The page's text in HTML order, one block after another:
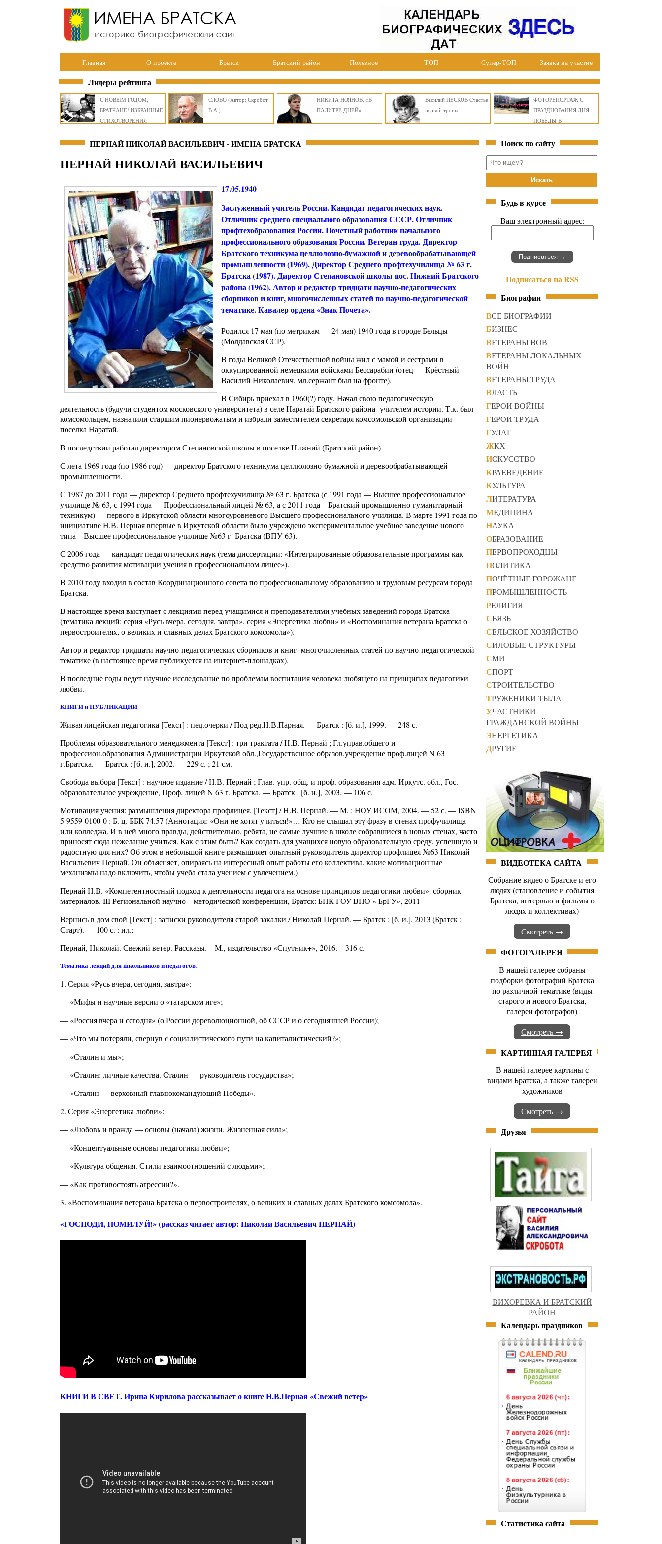
Главная О проекте Братск Братский район Полезное ТОП Супер-ТОП Заявка на участие
Лидеры рейтинга
С НОВЫМ ГОДОМ,
БРАТЧАНЕ! ИЗБРАННЫЕ
СТИХОТВОРЕНИЯ
СЛОВО (Автор: Скробот
В.А.)
НИКИТА НОЯНОВ. «В
ПАЛИТРЕ ДНЕЙ»
Василий ПЕСКОВ Счастье
первой тропы
ФОТОРЕПОРТАЖ С
ПРАЗДНОВАНИЯ ДНЯ
ПОБЕДЫ В
ОКРУГЕ БРАТСКА
ПЕРНАЙ НИКОЛАЙ ВАСИЛЬЕВИЧ - ИМЕНА БРАТСКА
ПЕРНАЙ НИКОЛАЙ ВАСИЛЬЕВИЧ
17.05.1940
Заслуженный учитель России. Кандидат педагогических наук.
Отличник среднего специального образования СССР. Отличник
профтехобразования России. Почетный работник начального
профессионального образования России. Ветеран труда. Директор
Братского техникума целлюлозно-бумажной и деревообрабатывающей
промышленности (1969). Директор Среднего профтехучилища № 63 г.
Братска (1987). Директор Степановской школы пос. Нижний Братского
района (1962). Автор и редактор тридцати научно-педагогических
сборников и книг, многочисленных статей по научно-педагогической
тематике. Кавалер ордена «Знак Почета».
Родился 17 мая (по метрикам — 24 мая) 1940 года в городе Бельцы
(Молдавская ССР).
В годы Великой Отечественной войны жил с мамой и сестрами в
оккупированной немецкими войсками Бессарабии (отец — Крёстный
Василий Николаевич, мл.сержант был на фронте).
В Сибирь приехал в 1960(?) году. Начал свою педагогическую
деятельность (будучи студентом московского университета) в селе Наратай Братского района- учителем истории. Т.к. был
комсомольцем, назначили старшим пионервожатым и избрали заместителем секретаря комсомольской организации
поселка Наратай.
В последствии работал директором Степановской школы в поселке Нижний (Братский район).
С лета 1969 года (по 1986 год) — директор Братского техникума целлюлозно-бумажной и деревообрабатывающей
промышленности.
С 1987 до 2011 года — директор Среднего профтехучилища № 63 г. Братска (с 1991 года — Высшее профессиональное
училище № 63, с 1994 года — Профессиональный лицей № 63, а с 2011 года – Братский промышленно-гуманитарный
техникум) — первого в Иркутской области многоуровневого Высшего профессионального училища. В марте 1991 года по
инициативе Н.В. Перная впервые в Иркутской области было учреждено экспериментальное учебное заведение нового
типа – Высшее профессиональное училище №63 г. Братска (ВПУ-63).
С 2006 года — кандидат педагогических наук (тема диссертации: «Интегрированные образовательные программы как
средство развития мотивации учения в профессиональном лицее»).
В 2010 году входил в состав Координационного совета по профессиональному образованию и трудовым ресурсам города
Братска.
В настоящее время выступает с лекциями перед учащимися и преподавателями учебных заведений города Братска
(тематика лекций: серия «Русь вчера, сегодня, завтра», серия «Энергетика любви» и «Воспоминания ветерана Братска о
первостроителях, о великих и славных делах Братского комсомола»).
Автор и редактор тридцати научно-педагогических сборников и книг, многочисленных статей по научно-педагогической
тематике (в настоящее время публикуется на интернет-площадках).
В последние годы ведет научное исследование по проблемам воспитания человека любящего на принципах педагогики
любви.
КНИГИ и ПУБЛИКАЦИИ
Живая лицейская педагогика [Текст] : пед.очерки / Под ред.Н.В.Парная. — Братск : [б. и.], 1999. — 248 с.
Проблемы образовательного менеджмента [Текст] : три трактата / Н.В. Пернай ; Гл.управ.общего и
профессион.образования Администрации Иркутской обл.,Государственное образов.учреждение проф.лицей N 63
г.Братска. — Братск : [б. и.], 2002. — 229 с. ; 21 см.
Свобода выбора [Текст] : научное издание / Н.В. Пернай ; Глав. упр. общ. и проф. образования адм. Иркутс. обл., Гос.
образовательное учреждение, Проф. лицей N 63 г. Братска. — Братск : [б. и.], 2003. — 106 с.
Мотивация учения: размышления директора профлицея. [Текст] / Н.В. Пернай. — М. : НОУ ИСОМ, 2004. — 52 с. — ISBN
5-9559-0100-0 : Б. ц. ББК 74.57 (Аннотация: «Они не хотят учиться!»… Кто не слышал эту фразу в стенах профучилища
или колледжа. И в ней много правды, действительно, ребята, не самые лучшие в школе собравшиеся в новых стенах, часто
приносят сюда нежелание учиться. Как с этим быть? Как создать для учащихся новую образовательную среду, успешную и
радостную для них? Об этом в небольшой книге размышляет опытный руководитель директор профлицея №63 Николай
Васильевич Пернай. Он объясняет, опираясь на интересный опыт работы его коллектива, какие мотивационные
механизмы надо включить, чтобы учеба стала учением с увлечением.)
Пернай Н.В. «Компетентностный подход к деятельности педагога на основе принципов педагогики любви», сборник
материалов. III Региональной научно – методической конференции, Братск: БПК ГОУ ВПО « БрГУ», 2011
Вернись в дом свой [Текст] : записки руководителя старой закалки / Николай Пернай. — Братск : [б. и.], 2013 (Братск :
Старт). — 100 с. : ил.;
Пернай, Николай. Свежий ветер. Рассказы. – М., издательство «Спутник+», 2016. – 316 с.
Тематика лекций для школьников и педагогов:
1. Серия «Русь вчера, сегодня, завтра»:
— «Мифы и научные версии о «татарском иге»;
— «Россия вчера и сегодня» (о России дореволюционной, об СССР и о сегодняшней России);
— «Что мы потеряли, свернув с социалистического пути на капиталистический?»;
— «Сталин и мы»;
— «Сталин: личные качества. Сталин — руководитель государства»;
— «Сталин — верховный главнокомандующий Победы».
2. Серия «Энергетика любви»:
— «Любовь и вражда — основы (начала) жизни. Жизненная сила»;
— «Концептуальные основы педагогики любви»;
— «Культура общения. Стили взаимоотношений с людьми»;
— «Как противостоять агрессии?».
3. «Воспоминания ветерана Братска о первостроителях, о великих и славных делах Братского комсомола».
«ГОСПОДИ, ПОМИЛУЙ!» (рассказ читает автор: Николай Васильевич ПЕРНАЙ)
КНИГИ В СВЕТ. Ирина Кирилова рассказывает о книге Н.В.Перная «Свежий ветер»
Поиск по сайту
Будь в курсе
Ваш электронный адрес:
Подписаться на RSS
Биографии
ВСЕ БИОГРАФИИ
БИЗНЕС
ВЕТЕРАНЫ ВОВ
ВЕТЕРАНЫ ЛОКАЛЬНЫХ
ВОЙН
ВЕТЕРАНЫ ТРУДА
ВЛАСТЬ
ГЕРОИ ВОЙНЫ
ГЕРОИ ТРУДА
ГУЛАГ
ЖКХ
ИСКУССТВО
КРАЕВЕДЕНИЕ
КУЛЬТУРА
ЛИТЕРАТУРА
МЕДИЦИНА
НАУКА
ОБРАЗОВАНИЕ
ПЕРВОПРОХОДЦЫ
ПОЛИТИКА
ПОЧЁТНЫЕ ГОРОЖАНЕ
ПРОМЫШЛЕННОСТЬ
РЕЛИГИЯ
СВЯЗЬ
СЕЛЬСКОЕ ХОЗЯЙСТВО
СИЛОВЫЕ СТРУКТУРЫ
СМИ
СПОРТ
СТРОИТЕЛЬСТВО
ТРУЖЕНИКИ ТЫЛА
УЧАСТНИКИ
ГРАЖДАНСКОЙ ВОЙНЫ
ЭНЕРГЕТИКА
ДРУГИЕ
ВИДЕОТЕКА САЙТА
Собрание видео о Братске и его
людях (становление и события
Братска, интервью и фильмы о
людях и коллективах)
Смотреть →
ФОТОГАЛЕРЕЯ
В нашей галерее собраны
подборки фотографий Братска
по различной тематике (виды
старого и нового Братска,
галереи фотографов)
Смотреть →
КАРТИННАЯ ГАЛЕРЕЯ
В нашей галерее картины с
видами Братска, а также галереи
художников
Смотреть →
Друзья
ВИХОРЕВКА И БРАТСКИЙ
РАЙОН
Календарь праздников
Статистика сайта